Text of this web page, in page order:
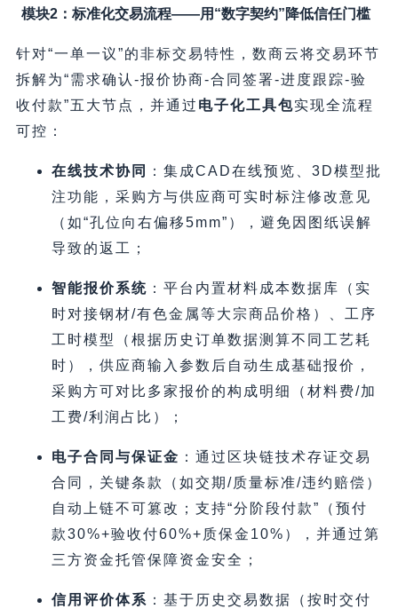
模块2：标准化交易流程——用“数字契约”降低信任门槛
针对“一单一议”的非标交易特性，数商云将交易环节
拆解为“需求确认-报价协商-合同签署-进度跟踪-验
收付款”五大节点，并通过 电子化工具包实现全流程
可控：
在线技术协同
：集成CAD在线预览、3D模型批
注功能，采购方与供应商可实时标注修改意见
（如“孔位向右偏移5mm”），避免因图纸误解
导致的返工；
智能报价系统 ：平台内置材料成本数据库（实
时对接钢材/有色金属等大宗商品价格）、工序
工时模型（根据历史订单数据测算不同工艺耗
时），供应商输入参数后自动生成基础报价，
采购方可对比多家报价的构成明细（材料费/加
工费/利润占比）；
电子合同与保证金 ：通过区块链技术存证交易
合同，关键条款（如交期/质量标准/违约赔偿）
自动上链不可篡改；支持“分阶段付款”（预付
款30%+验收付60%+质保金10%），并通过第
三方资金托管保障资金安全；
信用评价体系 ：基于历史交易数据（按时交付